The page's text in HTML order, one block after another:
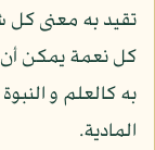
تقيد به معنى كل
كل نعمة يمكن أن
به كالعلم و
المادية.